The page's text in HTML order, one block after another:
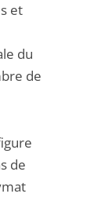
et
du
de
de